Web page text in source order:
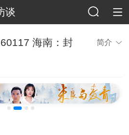
谈
海南：封
简介